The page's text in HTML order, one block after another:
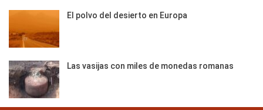
El polvo del desierto en Europa
Las vasijas con miles de monedas romanas